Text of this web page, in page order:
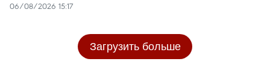
06/08/2026 15:17
Загрузить больше